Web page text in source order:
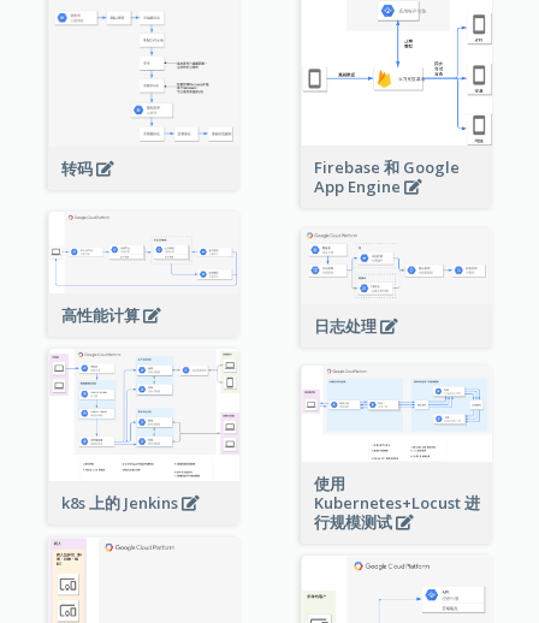
Firebase 和 Google
App Engine
转码
高性能计算
日志处理
k8s 上的 Jenkins
使用
Kubernetes+Locust 进
行规模测试